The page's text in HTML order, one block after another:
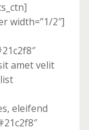
width=”1/2″]
amet velit
eleifend